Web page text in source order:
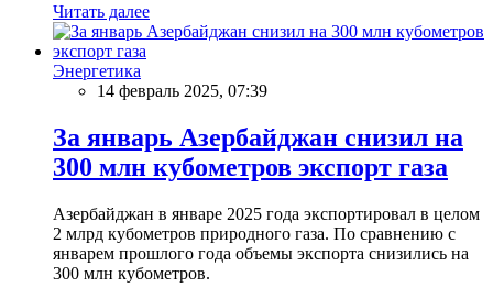
Читать далее
Энергетика
14 февраль 2025, 07:39
За январь Азербайджан снизил на
300 млн кубометров экспорт газа
Азербайджан в январе 2025 года экспортировал в целом
2 млрд кубометров природного газа. По сравнению с
январем прошлого года объемы экспорта снизились на
300 млн кубометров.